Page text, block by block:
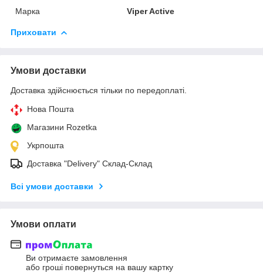
Марка
Viper Active
Приховати
Умови доставки
Доставка здійснюється тільки по передоплаті.
Нова Пошта
Магазини Rozetka
Укрпошта
Доставка "Delivery" Склад-Склад
Всі умови доставки
Умови оплати
Ви отримаєте замовлення
або гроші повернуться на вашу картку